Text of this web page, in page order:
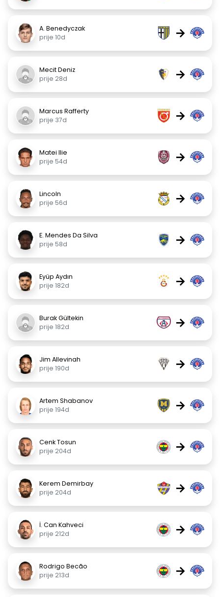
A. Benedyczak
prije 10d
→
Mecit Deniz
prije 28d
→
Marcus Rafferty
prije 37d
→
Matei Ilie
prije 54d
→
Lincoln
prije 56d
→
E. Mendes Da Silva
prije 58d
→
Eyüp Aydın
prije 182d
→
Burak Gültekin
prije 182d
→
Jim Allevinah
prije 190d
→
Artem Shabanov
prije 194d
→
Cenk Tosun
prije 204d
→
Kerem Demirbay
prije 204d
→
İ. Can Kahveci
prije 212d
→
Rodrigo Becão
prije 213d
→